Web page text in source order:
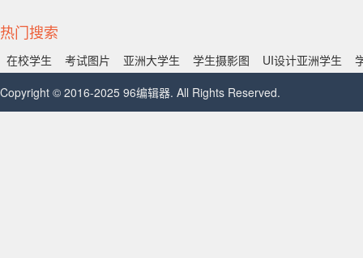
热门搜索
在校学生 考试图片 亚洲大学生 学生摄影图 UI设计亚洲学生
Copyright © 2016-2025 96编辑器. All Rights Reserved.